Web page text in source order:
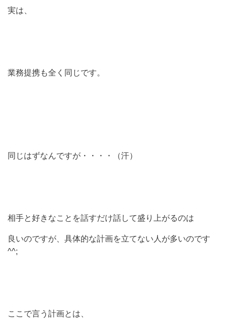
実は、
業務提携も全く同じです。
同じはずなんですが・・・・（汗）
相手と好きなことを話すだけ話して盛り上がるのは
良いのですが、具体的な計画を立てない人が多いのです
^^;
ここで言う計画とは、